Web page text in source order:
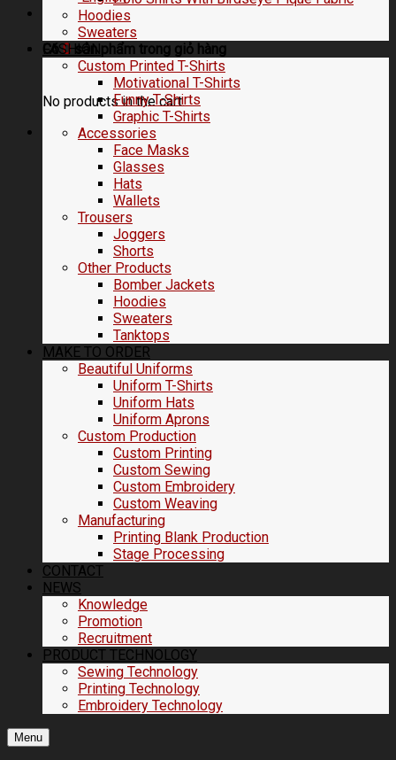
Có0 sản phẩm trong giỏ hàng
No products in the cart.
Hoodies
Sweaters
FASHION
Custom Printed T-Shirts
Motivational T-Shirts
Funny T-Shirts
Graphic T-Shirts
Accessories
Face Masks
Glasses
Hats
Wallets
Trousers
Joggers
Shorts
Other Products
Bomber Jackets
Hoodies
Sweaters
Tanktops
MAKE TO ORDER
Beautiful Uniforms
Uniform T-Shirts
Uniform Hats
Uniform Aprons
Custom Production
Custom Printing
Custom Sewing
Custom Embroidery
Custom Weaving
Manufacturing
Printing Blank Production
Stage Processing
CONTACT
NEWS
Knowledge
Promotion
Recruitment
PRODUCT TECHNOLOGY
Sewing Technology
Printing Technology
Embroidery Technology
Menu